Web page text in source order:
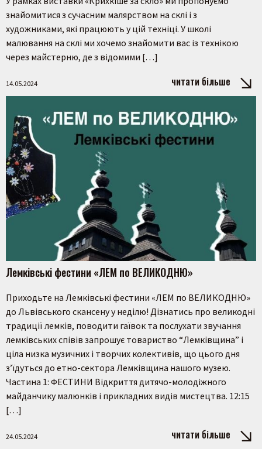
Шукати
знайомитися з сучасним малярством на склі і з
художниками, які працюють у цій техніці. У школі
малювання на склі ми хочемо знайомити вас із технікою
через майстерню, де з відомими […]
14.05.2024 читати більше
Лемківські фестини «ЛЕМ по ВЕЛИКОДНЮ»
Приходьте на Лемківські фестини «ЛЕМ по ВЕЛИКОДНЮ»
до Львівського скансену у неділю! Дізнатись про великодні
традиції лемків, поводити гаївок та послухати звучання
лемківських співів запрошує товариство “Лемківщина” і
ціла низка музичних і творчих колективів, що цього дня
з’їдуться до етно-сектора Лемківщина нашого музею.
Частина 1: ФЕСТИНИ Відкриття дитячо-молодіжного
майданчику малюнків і прикладних видів мистецтва. 12:15
[…]
24.05.2024 читати більше